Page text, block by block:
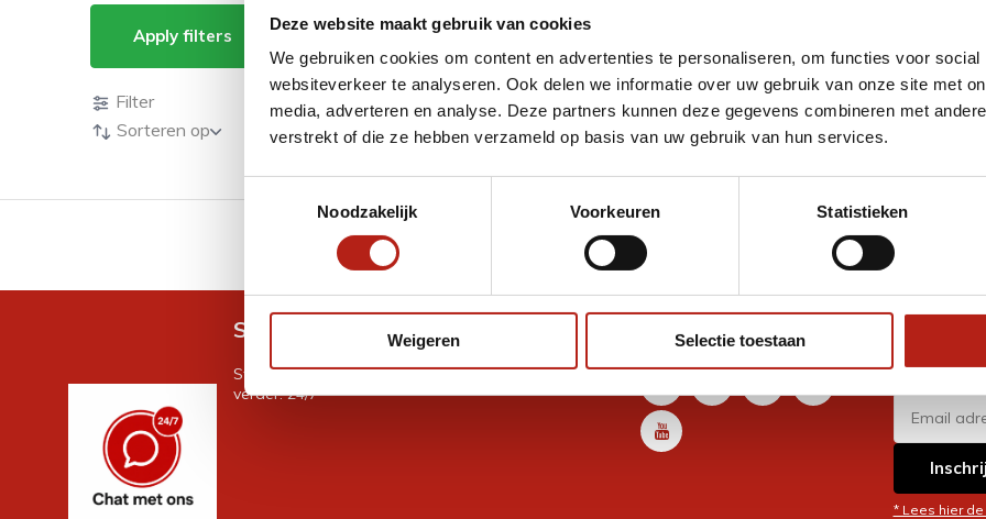
Deze website maakt gebruik van cookies
We gebruiken cookies om content en advertenties te personaliseren, om functies voor
websiteverkeer te analyseren. Ook delen we informatie over uw gebruik van onze site met
media, adverteren en analyse. Deze partners kunnen deze gegevens combineren met
verstrekt of die ze hebben verzameld op basis van uw gebruik van hun services.
Noodzakelijk
Voorkeuren Statistieken
Weigeren Selectie toestaan
Apply filters Producten getagd met Axis V2 scheenbeschermers blauw/wit
Producten
Filter
Sorteren op
GRATIS verzending v.a €75 Eenvoudig ruilen of retour
Snel antwoord op je vraag?
Stel je vraag in de chat, en we helpen je graag
verder. 24/7
Volg ons
* Lees hier